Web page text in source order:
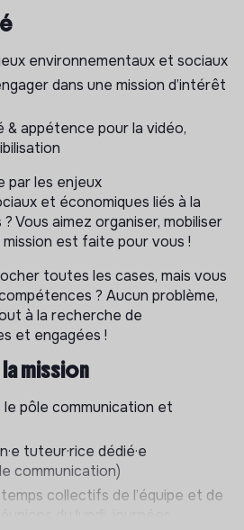
en lien avec le pôle plaidoyer et
de supports simples de
contenus pédagogiques)
communauté HOP
de contenus vidéo de
réseaux sociaux. Contact et
personnes interviewées.
HOP en lien avec les
de la Réparation : valorisation
etc.
des webinaires adhérent·es
intervenant·es, calendrier,
éditoriale restent assurés par
(festivals, salons,
connaître HOP et ses actions.
environnementaux et sociaux
dans une mission d’intérêt
appétence pour la vidéo,
par les enjeux
et économiques liés à la
Vous aimez organiser, mobiliser
est faite pour vous !
toutes les cases, mais vous
? Aucun problème,
à la recherche de
et engagées !
mission
le pôle communication et
tuteur·rice dédié·e
communication)
collectifs de l’équipe et de